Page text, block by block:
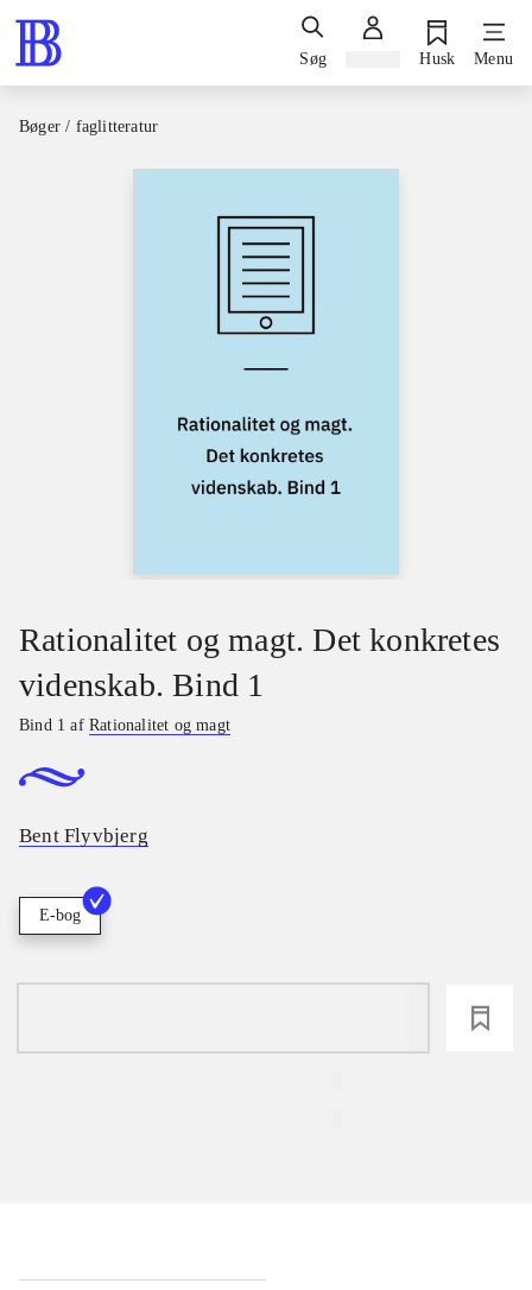
Søg Husk Menu
Bøger / faglitteratur
Rationalitet og magt. Det konkretes
videnskab. Bind 1
Bind 1 afRationalitet og magt
Bent Flyvbjerg
E-bog